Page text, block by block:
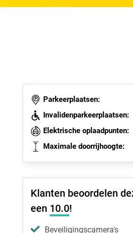
Parkeerplaatsen:
Invalidenparkeerplaatsen:
Elektrische oplaadpunten:
Maximale doorrijhoogte:
Klanten beoordelen
een 10.0!
Beveiligingscamera's